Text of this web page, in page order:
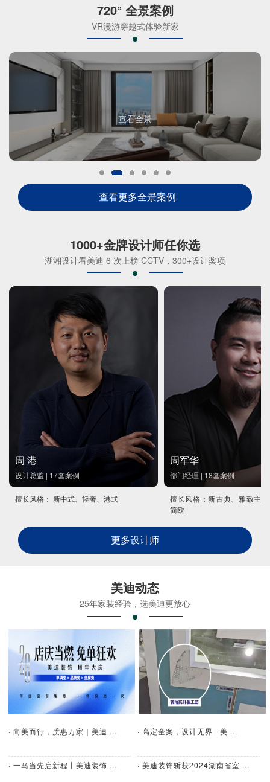
720° 全景案例
VR漫游穿越式体验新家
查看全景
查看更多全景案例
1000+金牌设计师任你选
湖湘设计看美迪 6 次上榜 CCTV，300+设计奖项
周 港
设计总监 | 17套案例
擅长风格： 新中式、轻奢、港式
周军华
部门经理 | 18套案例
擅长风格：新古典、雅致主
简欧
更多设计师
美迪动态
25年家装经验，选美迪更放心
· 向美而行，质惠万家｜美迪 ...
· 一马当先启新程丨美迪装饰 ...
· 高定全案，设计无界 | 美 ...
· 美迪装饰斩获2024湖南省室 ...